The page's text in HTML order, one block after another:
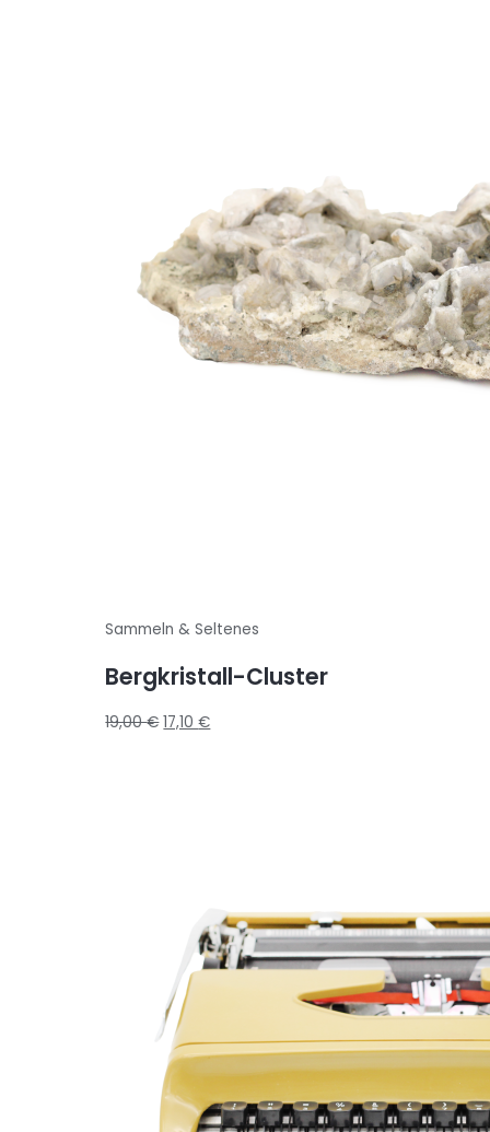
Sammeln & Seltenes
Bergkristall-Cluster
19,00€ 17,10€